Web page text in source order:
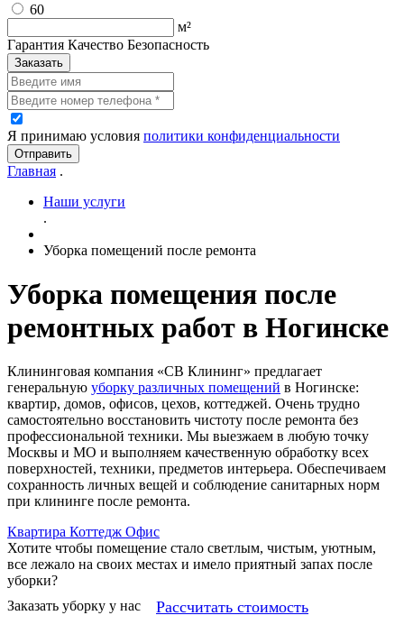
60
м²
Гарантия Качество Безопасность
Заказать
Я принимаю условия политики конфиденциальности
Отправить
Главная .
Наши услуги
.
Уборка помещений после ремонта
Уборка помещения после
ремонтных работ в Ногинске
Клининговая компания «СВ Клининг» предлагает
генеральную уборку различных помещений в Ногинске:
квартир, домов, офисов, цехов, коттеджей. Очень трудно
самостоятельно восстановить чистоту после ремонта без
профессиональной техники. Мы выезжаем в любую точку
Москвы и МО и выполняем качественную обработку всех
поверхностей, техники, предметов интерьера. Обеспечиваем
сохранность личных вещей и соблюдение санитарных норм
при клининге после ремонта.
Квартира Коттедж Офис
Хотите чтобы помещение стало светлым, чистым, уютным,
все лежало на своих местах и имело приятный запах после
уборки?
Заказать уборку у нас
Рассчитать стоимость